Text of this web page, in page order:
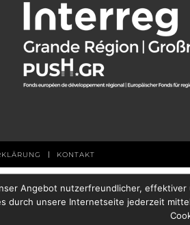
| KONTAKT
Angebot nutzerfreundlicher,
durch unsere Internetseite jederzeit